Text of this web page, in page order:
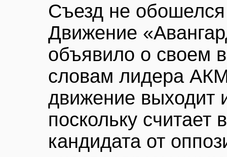
Съезд не
Движение
объявило о своем
словам лидера
движение выходит
поскольку считает
кандидата от